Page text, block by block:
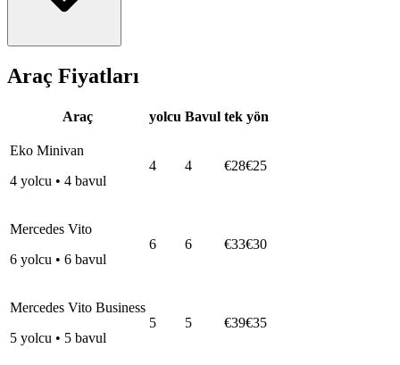
Araç Fiyatları
Araç yolcu Bavul tek yön
Eko Minivan
4 yolcu • 4 bavul
4 4 €28€25
Mercedes Vito
6 yolcu • 6 bavul
6 6 €33€30
Mercedes Vito Business
5 yolcu • 5 bavul
5 5 €39€35